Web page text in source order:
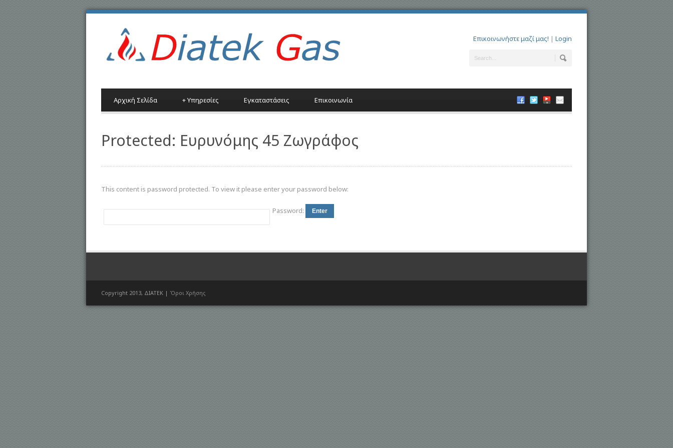
Επικοινωνήστε μαζί μας! | Login
Αρχική Σελίδα Υπηρεσίες
+ Εγκαταστάσεις Επικοινωνία
Protected: Ευρυνόμης 45 Ζωγράφος
This content is password protected. To view it please enter your password below:
Password:
Copyright 2013, ΔΙΑΤΕΚ | Όροι Χρήσης